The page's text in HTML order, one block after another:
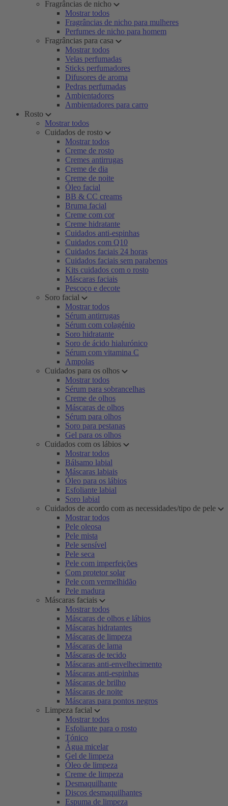
Fragrâncias de nicho
Mostrar todos
Fragrâncias de nicho para mulheres
Perfumes de nicho para homem
Fragrâncias para casa
Mostrar todos
Velas perfumadas
Sticks perfumadores
Difusores de aroma
Pedras perfumadas
Ambientadores
Ambientadores para carro
Rosto
Mostrar todos
Cuidados de rosto
Mostrar todos
Creme de rosto
Cremes antirrugas
Creme de dia
Creme de noite
Óleo facial
BB & CC creams
Bruma facial
Creme com cor
Creme hidratante
Cuidados anti-espinhas
Cuidados com Q10
Cuidados faciais 24 horas
Cuidados faciais sem parabenos
Kits cuidados com o rosto
Máscaras faciais
Pescoço e decote
Soro facial
Mostrar todos
Sérum antirrugas
Sérum com colagénio
Soro hidratante
Soro de ácido hialurónico
Sérum com vitamina C
Ampolas
Cuidados para os olhos
Mostrar todos
Sérum para sobrancelhas
Creme de olhos
Máscaras de olhos
Sérum para olhos
Soro para pestanas
Gel para os olhos
Cuidados com os lábios
Mostrar todos
Bálsamo labial
Máscaras labiais
Óleo para os lábios
Esfoliante labial
Soro labial
Cuidados de acordo com as necessidades/tipo de pele
Mostrar todos
Pele oleosa
Pele mista
Pele sensível
Pele seca
Pele com imperfeições
Com protetor solar
Pele com vermelhidão
Pele madura
Máscaras faciais
Mostrar todos
Máscaras de olhos e lábios
Máscaras hidratantes
Máscaras de limpeza
Máscaras de lama
Máscaras de tecido
Máscaras anti-envelhecimento
Máscaras anti-espinhas
Máscaras de brilho
Máscaras de noite
Máscaras para pontos negros
Limpeza facial
Mostrar todos
Esfoliante para o rosto
Tónico
Água micelar
Gel de limpeza
Óleo de limpeza
Creme de limpeza
Desmaquilhante
Discos desmaquilhantes
Espuma de limpeza